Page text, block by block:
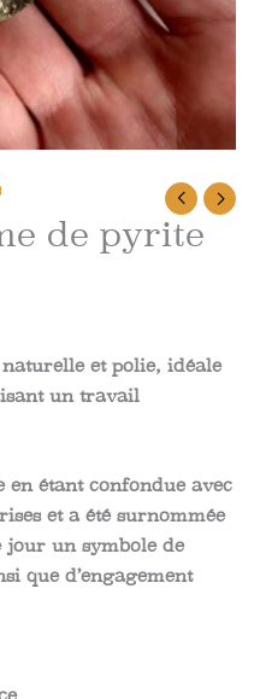
de pyrite
et polie, idéale
un travail
étant confondue avec
et a été surnommée
jour un symbole de
que d’engagement